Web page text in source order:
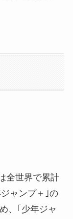
全世界で累計
ャンプ＋｣の
、｢少年ジャ